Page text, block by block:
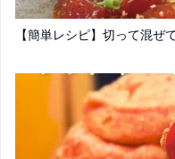
【簡単レシピ】切って混ぜ